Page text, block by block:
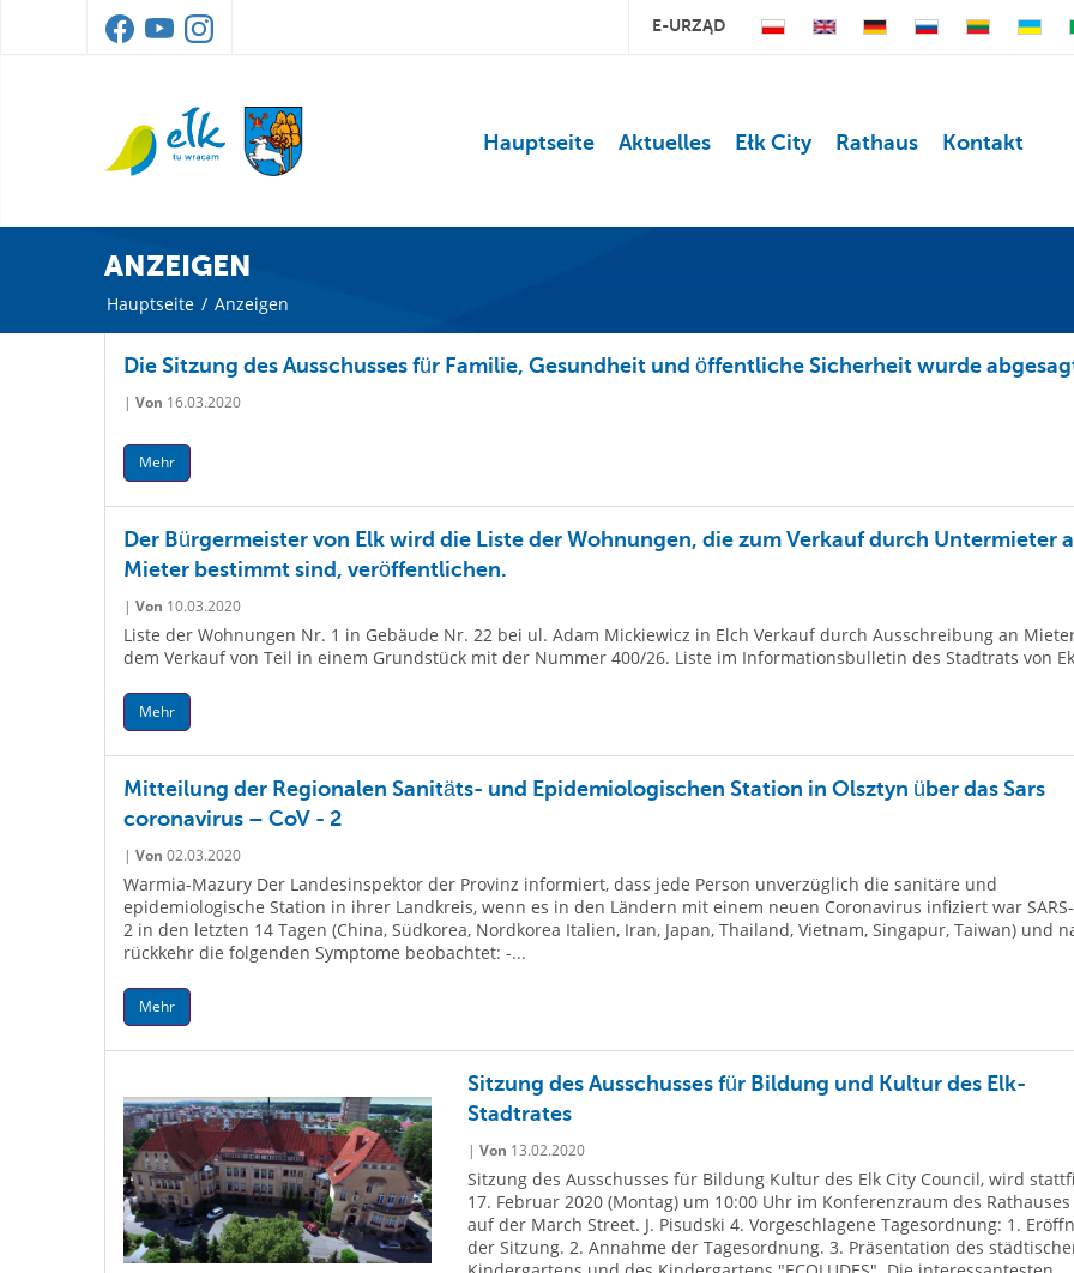
E-URZĄD
Hauptseite Aktuelles Ełk City Rathaus Kontakt
ANZEIGEN
Hauptseite / Anzeigen
Die Sitzung des Ausschusses für Familie, Gesundheit und öffentliche Sicherheit wurde
| Von 16.03.2020
Mehr
Der Bürgermeister von Elk wird die Liste der Wohnungen, die zum Verkauf durch Untermieter
Mieter bestimmt sind, veröffentlichen.
| Von 10.03.2020
Liste der Wohnungen Nr. 1 in Gebäude Nr. 22 bei ul. Adam Mickiewicz in Elch Verkauf durch Ausschreibung an
dem Verkauf von Teil in einem Grundstück mit der Nummer 400/26. Liste im Informationsbulletin des Stadtrats von
Mehr
Mitteilung der Regionalen Sanitäts- und Epidemiologischen Station in Olsztyn über das Sars
coronavirus – CoV - 2
| Von 02.03.2020
Warmia-Mazury Der Landesinspektor der Provinz informiert, dass jede Person unverzüglich die sanitäre und
epidemiologische Station in ihrer Landkreis, wenn es in den Ländern mit einem neuen Coronavirus infiziert war SARS-
2 in den letzten 14 Tagen (China, Südkorea, Nordkorea Italien, Iran, Japan, Thailand, Vietnam, Singapur, Taiwan) und
rückkehr die folgenden Symptome beobachtet: -...
Mehr
Sitzung des Ausschusses für Bildung und Kultur des Elk-
Stadtrates
| Von 13.02.2020
Sitzung des Ausschusses für Bildung Kultur des Elk City Council, wird
17. Februar 2020 (Montag) um 10:00 Uhr im Konferenzraum des Rathauses
auf der March Street. J. Pisudski 4. Vorgeschlagene Tagesordnung: 1.
der Sitzung. 2. Annahme der Tagesordnung. 3. Präsentation des